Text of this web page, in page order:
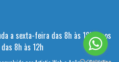
a sexta-feira das 8h às 18h e aos
8h às 12h